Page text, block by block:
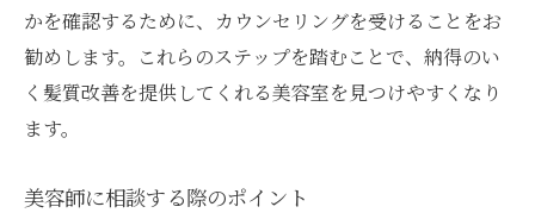
かを確認するために、カウンセリングを受けることをお
勧めします。これらのステップを踏むことで、納得のい
く髪質改善を提供してくれる美容室を見つけやすくなり
ます。
美容師に相談する際のポイント